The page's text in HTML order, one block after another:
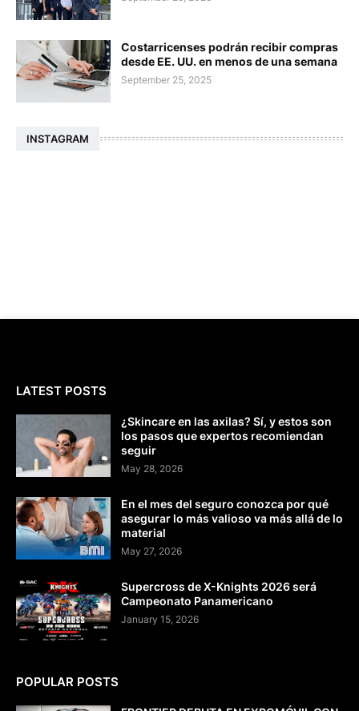
Costarricenses podrán recibir compras
desde EE. UU. en menos de una semana
September 25, 2025
INSTAGRAM
LATEST POSTS
¿Skincare en las axilas? Sí, y estos son
los pasos que expertos recomiendan
seguir
May 28, 2026
En el mes del seguro conozca por qué
asegurar lo más valioso va más allá de lo
material
May 27, 2026
Supercross de X-Knights 2026 será
Campeonato Panamericano
January 15, 2026
POPULAR POSTS